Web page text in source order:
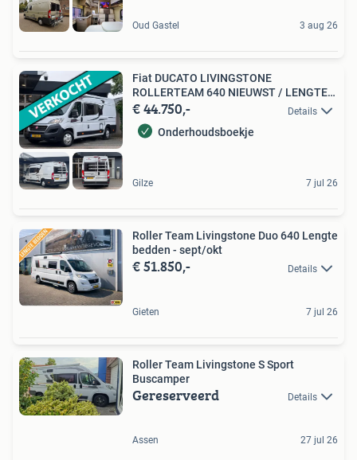
Oud Gastel 3 aug 26
Fiat DUCATO LIVINGSTONE
ROLLERTEAM 640 NIEUWST / LENGTE
BEDD
€ 44.750,- Details
Onderhoudsboekje
Gilze 7 jul 26
Roller Team Livingstone Duo 640 Lengte
bedden - sept/okt
€ 51.850,- Details
Gieten 7 jul 26
Roller Team Livingstone S Sport
Buscamper
Gereserveerd Details
Assen 27 jul 26